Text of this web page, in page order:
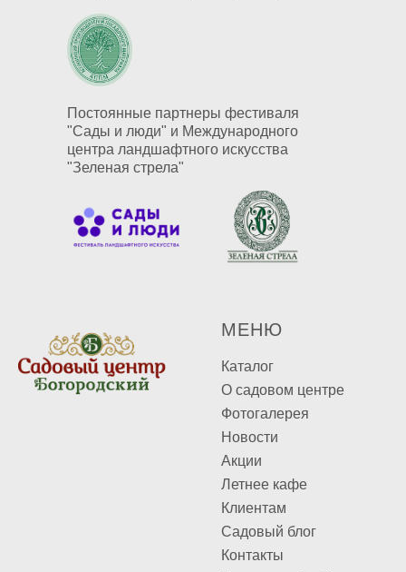
Постоянные партнеры фестиваля
"Сады и люди" и Международного
центра ландшафтного искусства
"Зеленая стрела"
МЕНЮ
Каталог
О садовом центре
Фотогалерея
Новости
Акции
Летнее кафе
Клиентам
Садовый блог
Контакты